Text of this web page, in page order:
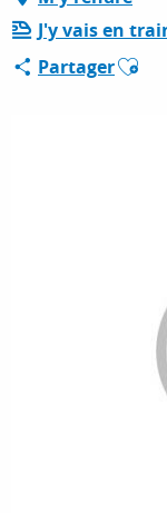
ESPACE
J'y vais en
Partager